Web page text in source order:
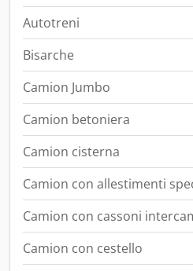
Autotreni
Bisarche
Camion Jumbo
Camion betoniera
Camion cisterna
Camion con allestimenti
Camion con cassoni
Camion con cestello